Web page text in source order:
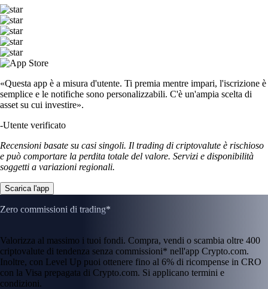
«Questa app è a misura d'utente. Ti premia mentre impari, l'iscrizione è
semplice e le notifiche sono personalizzabili. C'è un'ampia scelta di
asset su cui investire».
-Utente verificato
Recensioni basate su casi singoli. Il trading di criptovalute è rischioso
e può comportare la perdita totale del valore. Servizi e disponibilità
soggetti a variazioni regionali.
Scarica l'app
Zero commissioni di trading*
Valorizza al massimo i tuoi fondi. Compra, vendi o scambia oltre 400
criptovalute di tendenza senza commissioni* nell'app Crypto.com.
Inoltre, con Level Up puoi ottenere fino al 6% di ricompense in CRO
con la Visa prepagata di Crypto.com. Si applicano termini e
condizioni.